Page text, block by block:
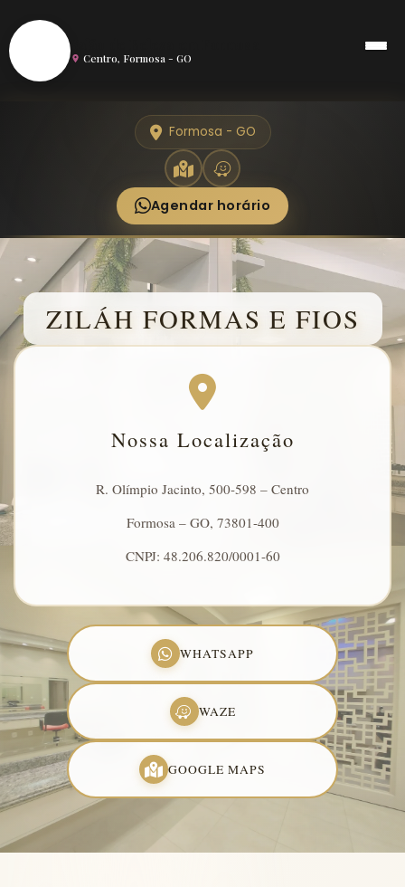
Centro, Formosa - GO
Formosa - GO
Agendar horário
ZILÁH FORMAS E FIOS
Nossa Localização
R. Olímpio Jacinto, 500-598 – Centro
Formosa – GO, 73801-400
CNPJ: 48.206.820/0001-60
WHATSAPP
WAZE
GOOGLE MAPS